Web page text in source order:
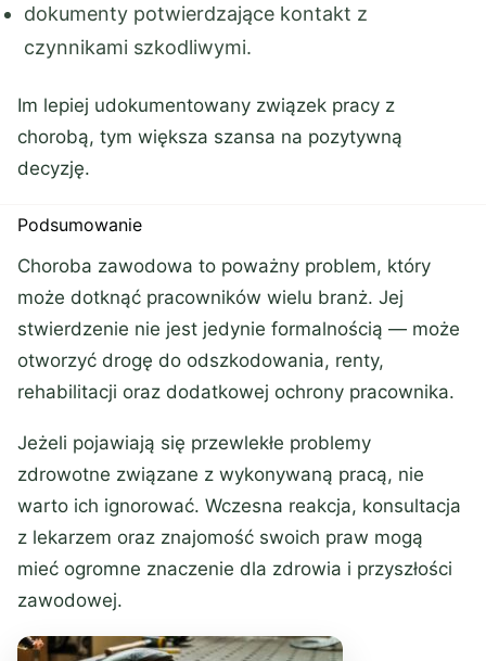
dokumenty potwierdzające kontakt z
czynnikami szkodliwymi.
Im lepiej udokumentowany związek pracy z
chorobą, tym większa szansa na pozytywną
decyzję.
Podsumowanie
Choroba zawodowa to poważny problem, który
może dotknąć pracowników wielu branż. Jej
stwierdzenie nie jest jedynie formalnością — może
otworzyć drogę do odszkodowania, renty,
rehabilitacji oraz dodatkowej ochrony pracownika.
Jeżeli pojawiają się przewlekłe problemy
zdrowotne związane z wykonywaną pracą, nie
warto ich ignorować. Wczesna reakcja, konsultacja
z lekarzem oraz znajomość swoich praw mogą
mieć ogromne znaczenie dla zdrowia i przyszłości
zawodowej.